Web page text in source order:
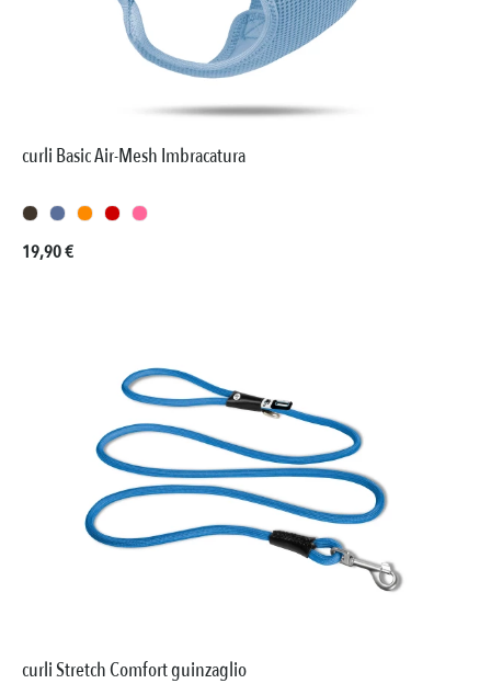
curli Basic Air-Mesh Imbracatura
Prezzo normale:
19,90 €
curli Stretch Comfort guinzaglio